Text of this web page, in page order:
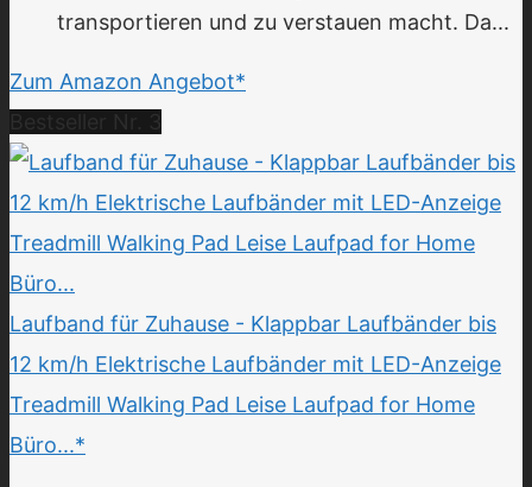
transportieren und zu verstauen macht. Da...
Zum Amazon Angebot*
Laufband für Zuhause - Klappbar Laufbänder bis
12 km/h Elektrische Laufbänder mit LED-Anzeige
Treadmill Walking Pad Leise Laufpad for Home
Büro...*